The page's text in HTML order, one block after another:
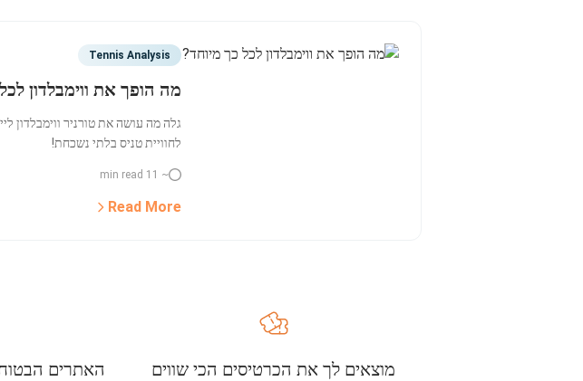
Tennis Analysis
מה הופך את ווימבלדון
גלה מה עושה את טורניר ווימבלדון
לחוויית טניס בלתי נשכחת!
~ 11 min read
Read More
האתרים מוצאים לך את הכרטיסים הכי שווים